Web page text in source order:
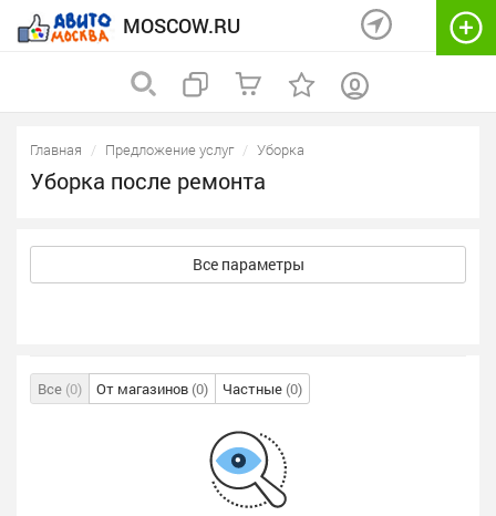
MOSCOW.RU
Главная Предложение услуг Уборка
Уборка после ремонта
Все параметры
Все (0) От магазинов (0) Частные (0)